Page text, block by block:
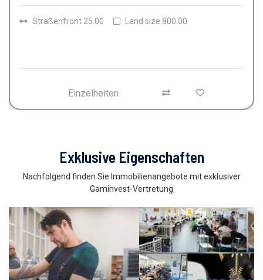
Räume 4 Badezimmer 2
Land size
150.00
Einzelheiten
Exklusive Eigenschaften
Nachfolgend finden Sie Immobilienangebote mit exklusiver
Gaminvest-Vertretung